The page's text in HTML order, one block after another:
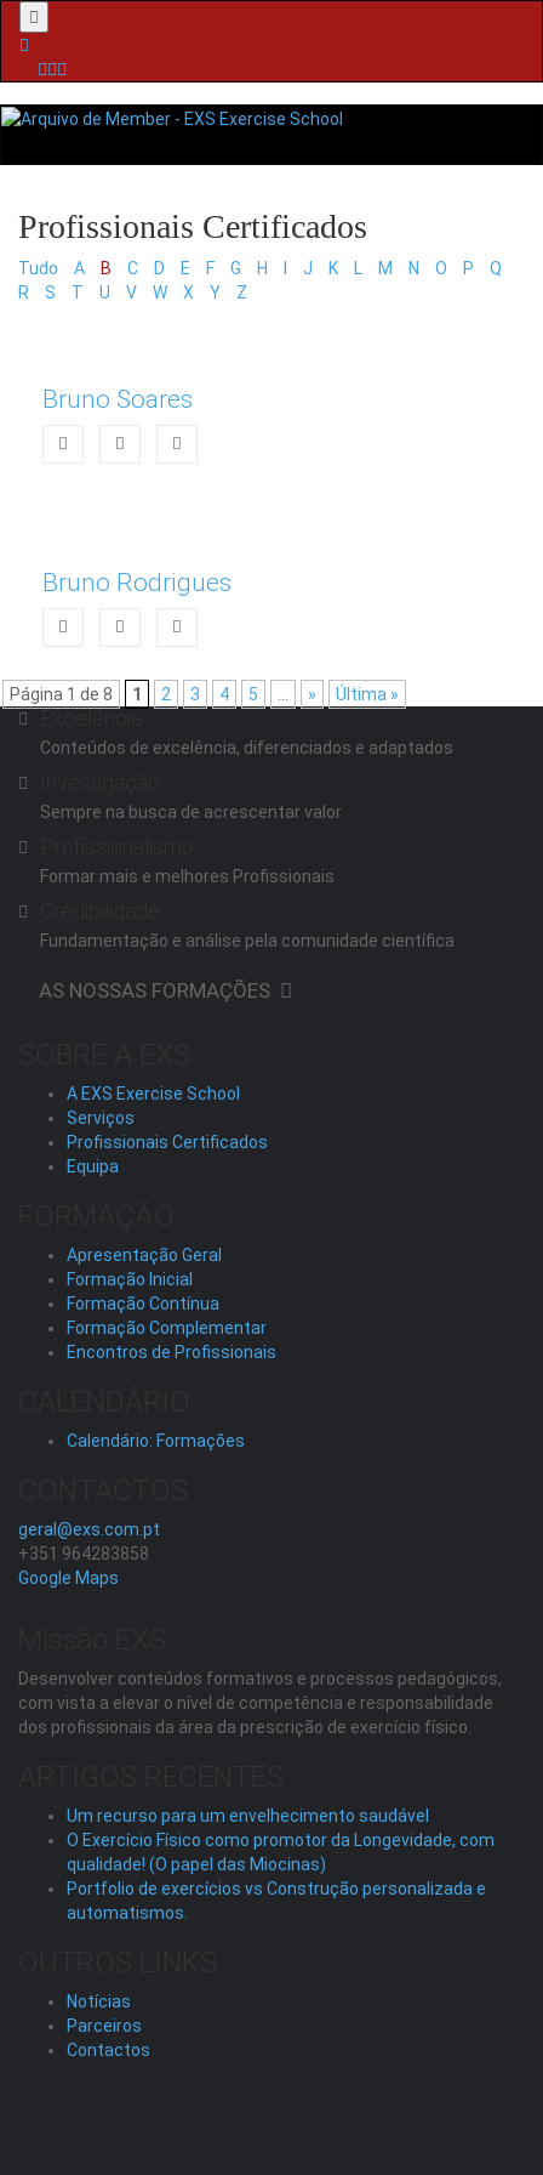
Menu
Tudo A B C D E F G H J K L M N O P
Q
R
S T U V W X Y Z
Bruno Soares
Bruno Rodrigues
Página 1 de 8 1 2 3 4 5 » Última »
Conteúdos de excelência, diferenciados e adaptados
Sempre na busca de acrescentar valor
Formar mais e melhores Profissionais
Fundamentação e análise pela comunidade científica
AS NOSSAS FORMAÇÕES
A EXS Exercise School
Serviços
Profissionais Certificados
Equipa
Apresentação Geral
Formação Inicial
Formação Contínua
Formação Complementar
Encontros de Profissionais
Calendário: Formações
geral@exs.com.pt
+351 964283858
Google Maps
Desenvolver conteúdos formativos e processos pedagógicos,
com vista a elevar o nível de competência e responsabilidade
dos profissionais da área da prescrição de exercício físico.
Um recurso para um envelhecimento saudável
O Exercício Físico como promotor da Longevidade, com
qualidade! (O papel das Miocinas)
Portfolio de exercícios vs Construção personalizada e
automatismos.
Notícias
Parceiros
Contactos